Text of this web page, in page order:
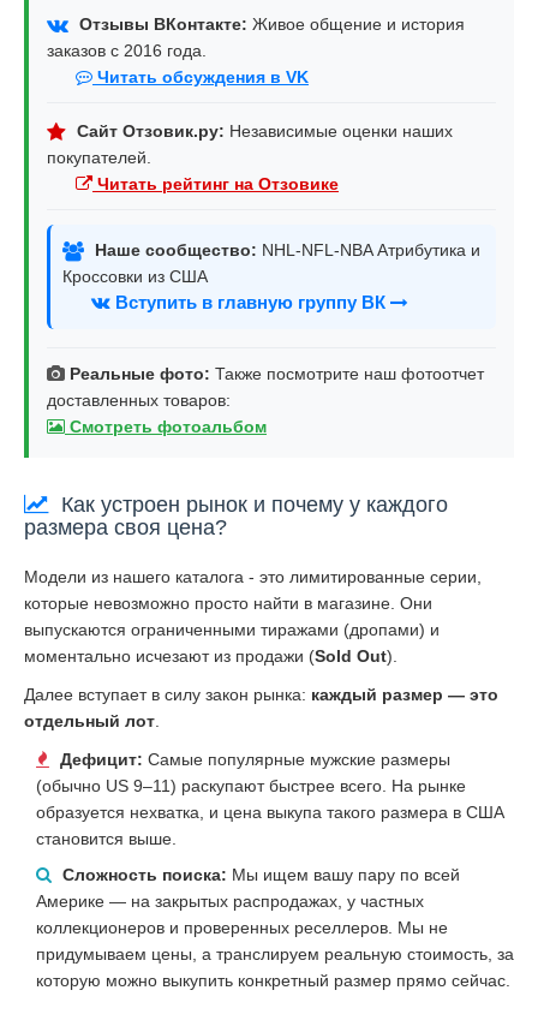
Отзывы ВКонтакте: Живое общение и история
заказов с 2016 года.
Читать обсуждения в VK
Сайт Отзовик.ру: Независимые оценки наших
покупателей.
Читать рейтинг на Отзовике
Наше сообщество: NHL-NFL-NBA Атрибутика и
Кроссовки из США
Вступить в главную группу ВК
Реальные фото: Также посмотрите наш фотоотчет
доставленных товаров:
Смотреть фотоальбом
Как устроен рынок и почему у каждого
размера своя цена?
Модели из нашего каталога - это лимитированные серии,
которые невозможно просто найти в магазине. Они
выпускаются ограниченными тиражами (дропами) и
моментально исчезают из продажи (Sold Out).
Далее вступает в силу закон рынка: каждый размер — это
отдельный лот
Дефицит: Самые популярные мужские размеры
(обычно US 9–11) раскупают быстрее всего. На рынке
образуется нехватка, и цена выкупа такого размера в США
становится выше.
Сложность поиска: Мы ищем вашу пару по всей
Америке — на закрытых распродажах, у частных
коллекционеров и проверенных реселлеров. Мы не
придумываем цены, а транслируем реальную стоимость, за
которую можно выкупить конкретный размер прямо сейчас.